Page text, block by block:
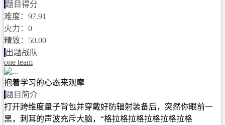
题目得分
难度：97.91
火力：0
精致：50.00
出题战队
one team
抱着学习的心态来观摩
题目简介
打开跨维度量子背包并穿戴好防辐射装备后，突然你眼前一
黑，刺耳的声波充斥大脑，“格拉格拉格拉格拉格拉格